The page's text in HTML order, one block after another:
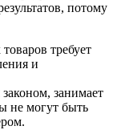
потому
требует
и
занимает
не могут быть